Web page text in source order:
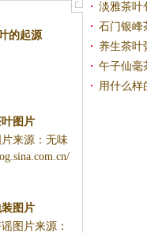
的起源
图片
来源：无味
图片
图片来源：
淡雅茶叶
石门银峰
养生茶叶
午子仙毫
用什么样